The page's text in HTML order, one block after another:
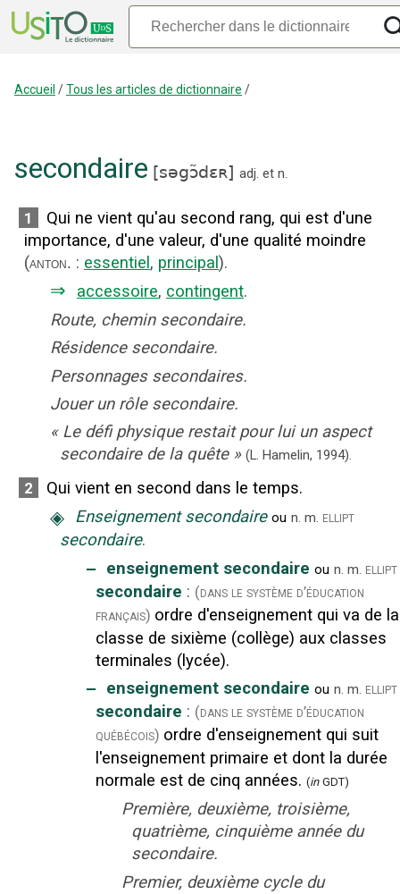
Accueil /Tous les articles de dictionnaire /
secondaire [səgɔ̃dɛʀ] adj. et n.
1
Qui ne vient qu'au second rang, qui est d'une
importance, d'une valeur, d'une qualité moindre
(anton. : essentiel , principal ).
⇒ accessoire, contingent.
Route, chemin secondaire.
Résidence secondaire.
Personnages secondaires.
Jouer un rôle secondaire.
« Le défi physique restait pour lui un aspect
secondaire de la quête » (L. Hamelin, 1994).
2 Qui vient en second dans le temps.
◈ Enseignement secondaire ou n. m. ellipt
secondaire.
‒ enseignement secondaire ou n. m. ellipt
secondaire : (dans le système d’éducation
français) ordre d'enseignement qui va de la
classe de sixième (collège) aux classes
terminales (lycée).
‒ enseignement secondaire ou n. m. ellipt
secondaire : (dans le système d’éducation
québécois) ordre d'enseignement qui suit
l'enseignement primaire et dont la durée
normale est de cinq années. (in GDT)
Première, deuxième, troisième,
quatrième, cinquième année du
secondaire.
Premier, deuxième cycle du